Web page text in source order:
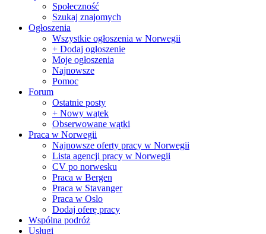
Społeczność
Szukaj znajomych
Ogłoszenia
Wszystkie ogłoszenia w Norwegii
+ Dodaj ogłoszenie
Moje ogłoszenia
Najnowsze
Pomoc
Forum
Ostatnie posty
+ Nowy wątek
Obserwowane wątki
Praca w Norwegii
Najnowsze oferty pracy w Norwegii
Lista agencji pracy w Norwegii
CV po norwesku
Praca w Bergen
Praca w Stavanger
Praca w Oslo
Dodaj oferę pracy
Wspólna podróż
Usługi